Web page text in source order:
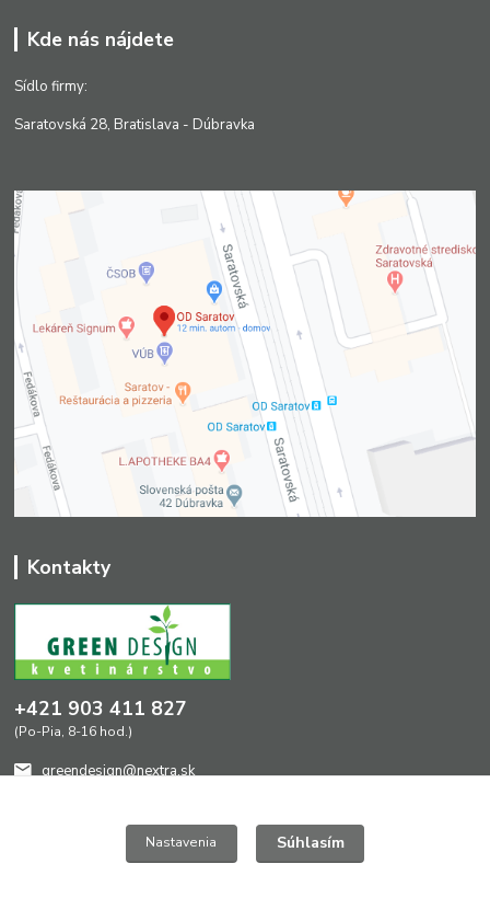
Kde nás nájdete
Sídlo firmy:
Saratovská 28, Bratislava - Dúbravka
Kontakty
+421 903 411 827
(Po-Pia, 8-16 hod.)
greendesign@nextra.sk
Nastavenia Súhlasím